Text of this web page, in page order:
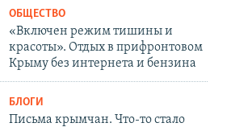
ОБЩЕСТВО
«Включен режим тишины и
красоты». Отдых в прифронтовом
Крыму без интернета и бензина
БЛОГИ
Письма крымчан. Что-то стало